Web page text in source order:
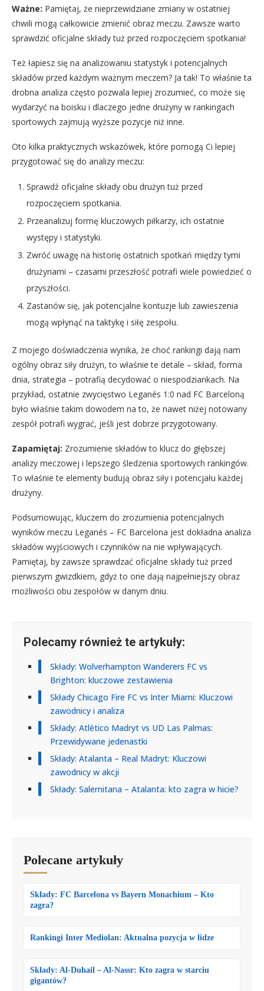
Ważne: Pamiętaj, że nieprzewidziane zmiany w ostatniej
chwili mogą całkowicie zmienić obraz meczu. Zawsze warto
sprawdzić oficjalne składy tuż przed rozpoczęciem spotkania!
Też łapiesz się na analizowaniu statystyk i potencjalnych
składów przed każdym ważnym meczem? Ja tak! To właśnie ta
drobna analiza często pozwala lepiej zrozumieć, co może się
wydarzyć na boisku i dlaczego jedne drużyny w rankingach
sportowych zajmują wyższe pozycje niż inne.
Oto kilka praktycznych wskazówek, które pomogą Ci lepiej
przygotować się do analizy meczu:
Sprawdź oficjalne składy obu drużyn tuż przed
rozpoczęciem spotkania.
Przeanalizuj formę kluczowych piłkarzy, ich ostatnie
występy i statystyki.
Zwróć uwagę na historię ostatnich spotkań między tymi
drużynami – czasami przeszłość potrafi wiele powiedzieć o
przyszłości.
Zastanów się, jak potencjalne kontuzje lub zawieszenia
mogą wpłynąć na taktykę i siłę zespołu.
Z mojego doświadczenia wynika, że choć rankingi dają nam
ogólny obraz siły drużyn, to właśnie te detale – skład, forma
dnia, strategia – potrafią decydować o niespodziankach. Na
przykład, ostatnie zwycięstwo Leganés 1:0 nad FC Barceloną
było właśnie takim dowodem na to, że nawet niżej notowany
zespół potrafi wygrać, jeśli jest dobrze przygotowany.
Zapamiętaj: Zrozumienie składów to klucz do głębszej
analizy meczowej i lepszego śledzenia sportowych rankingów.
To właśnie te elementy budują obraz siły i potencjału każdej
drużyny.
Podsumowując, kluczem do zrozumienia potencjalnych
wyników meczu Leganés – FC Barcelona jest dokładna analiza
składów wyjściowych i czynników na nie wpływających.
Pamiętaj, by zawsze sprawdzać oficjalne składy tuż przed
pierwszym gwizdkiem, gdyż to one dają najpełniejszy obraz
możliwości obu zespołów w danym dniu.
Polecamy również te artykuły:
Składy: Wolverhampton Wanderers FC vs
Brighton: kluczowe zestawienia
Składy Chicago Fire FC vs Inter Miami: Kluczowi
zawodnicy i analiza
Składy: Atlético Madryt vs UD Las Palmas:
Przewidywane jedenastki
Składy: Atalanta – Real Madryt: Kluczowi
zawodnicy w akcji
Składy: Salernitana – Atalanta: kto zagra w hicie?
Polecane artykuły
Składy: FC Barcelona vs Bayern Monachium – Kto
zagra?
Rankingi Inter Mediolan: Aktualna pozycja w lidze
Składy: Al-Duhail – Al-Nassr: Kto zagra w starciu
gigantów?